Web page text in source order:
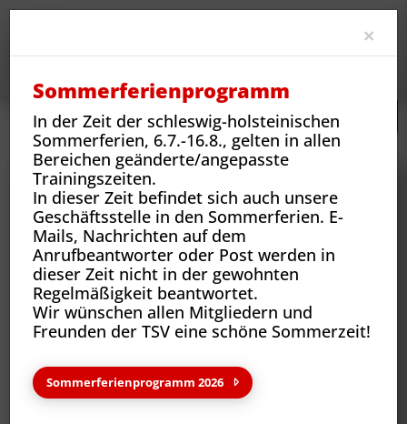
Neues Vereins-News Nachbericht zur Jugendversammlung
Neues aus deinem Verein
×
Sommerferienprogramm
In der Zeit der schleswig-holsteinischen
Sommerferien, 6.7.-16.8., gelten in allen
Bereichen geänderte/angepasste
Trainingszeiten.
In dieser Zeit befindet sich auch unsere
Geschäftsstelle in den Sommerferien. E-
Mails, Nachrichten auf dem
Anrufbeantworter oder Post werden in
dieser Zeit nicht in der gewohnten
Regelmäßigkeit beantwortet.
Wir wünschen allen Mitgliedern und
Freunden der TSV eine schöne Sommerzeit!
Sommerferienprogramm 2026